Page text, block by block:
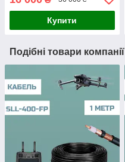
Купити
Подібні товари компанії